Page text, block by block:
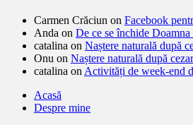
Carmen Crăciun on Facebook
Anda on De ce se închide Doamna
catalina on Naștere naturală după
Onu on Naștere naturală după
catalina on Activități de week-end
Acasă
Despre mine